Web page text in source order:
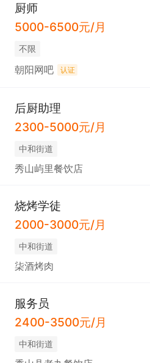
厨师
5000-6500元/月
不限
朝阳网吧 认证
后厨助理
2300-5000元/月
中和街道
秀山屿里餐饮店
烧烤学徒
2000-3000元/月
中和街道
柒酒烤肉
服务员
2400-3500元/月
中和街道